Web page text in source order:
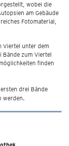
wobei die
am Gebäude
Fotomaterial,
Viertel unter dem
Bände zum Viertel
finden
drei Bände
werden.